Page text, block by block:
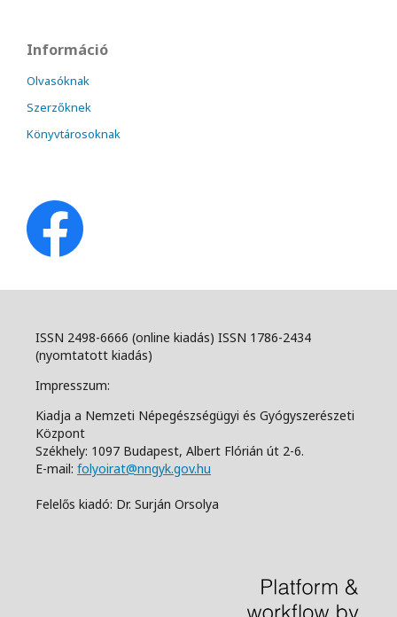
Információ
Olvasóknak
Szerzőknek
Könyvtárosoknak
ISSN 2498-6666 (online kiadás) ISSN 1786-2434
(nyomtatott kiadás)
Impresszum:
Kiadja a Nemzeti Népegészségügyi és Gyógyszerészeti
Központ
Székhely: 1097 Budapest, Albert Flórián út 2-6.
E-mail: folyoirat@nngyk.gov.hu
Felelős kiadó: Dr. Surján Orsolya